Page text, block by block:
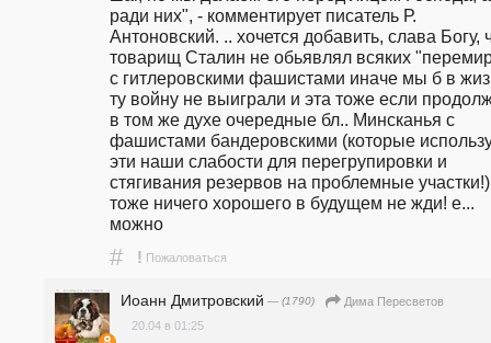
ради них", - комментирует писатель Р.
Антоновский. .. хочется добавить, слава Богу,
товарищ Сталин не обьявлял всяких
с гитлеровскими фашистами иначе мы б в
ту войну не выиграли и эта тоже если
в том же духе очередные бл.. Минсканья с
фашистами бандеровскими (которые
эти наши слабости для перегрупировки и
стягивания резервов на проблемные
тоже ничего хорошего в будущем не жди! е...
можно
# ! Пожаловаться
Иоанн Дмитровский — (1790)
Дима Пересветов
20.04 в 01:25